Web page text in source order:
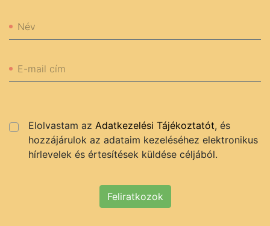
Név
E-mail cím
Elolvastam az Adatkezelési Tájékoztatót, és
hozzájárulok az adataim kezeléséhez elektronikus
hírlevelek és értesítések küldése céljából.
Feliratkozok